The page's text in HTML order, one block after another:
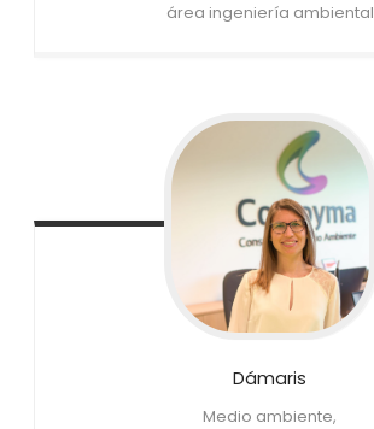
área ingeniería ambiental
Dámaris
Medio ambiente,